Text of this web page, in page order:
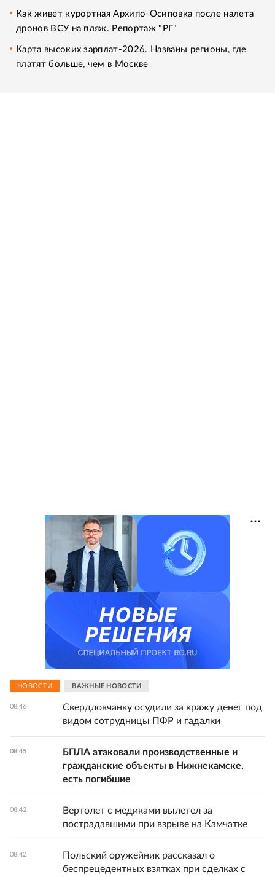
Как живет курортная Архипо-Осиповка после налета
дронов ВСУ на пляж. Репортаж "РГ"
Карта высоких зарплат-2026. Названы регионы, где
платят больше, чем в Москве
НОВОСТИ ВАЖНЫЕ НОВОСТИ
08:46
Свердловчанку осудили за кражу денег под
видом сотрудницы ПФР и гадалки
08:45
БПЛА атаковали производственные и
гражданские объекты в Нижнекамске,
есть погибшие
08:42
Вертолет с медиками вылетел за
пострадавшими при взрыве на Камчатке
08:42
Польский оружейник рассказал о
беспрецедентных взятках при сделках с